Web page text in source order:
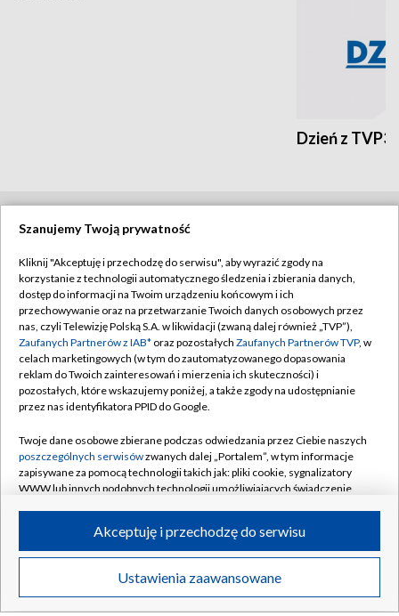
Dzień z TVP3
BIAŁYSTOK
GORZÓW WLKP. / KATOWICE / KIELCE /
KRAKÓW / LUBLIN / ŁÓDŹ / OLSZTYN
OPOLE / POZNAŃ / RZESZÓW /
SZCZECIN / WARSZAWA / WROCŁAW
Dołącz do nas:
TVP
Abonament TVP
Emisja w TVP
Naziemna Telewizja Cyfrowa
Regulamin TVP
Polityka prywatności
Moje zgody
Pomoc
Szanujemy Twoją prywatność
Kliknij "Akceptuję i przechodzę do serwisu", aby wyrazić zgody na
korzystanie z technologii automatycznego śledzenia i zbierania danych,
dostęp do informacji na Twoim urządzeniu końcowym i ich
przechowywanie oraz na przetwarzanie Twoich danych osobowych przez
nas, czyli Telewizję Polską S.A. w likwidacji (zwaną dalej również „TVP”),
Zaufanych Partnerów z IAB* oraz pozostałych Zaufanych Partnerów TVP, w
celach marketingowych (w tym do zautomatyzowanego dopasowania
reklam do Twoich zainteresowań i mierzenia ich skuteczności) i
pozostałych, które wskazujemy poniżej, a także zgody na udostępnianie
przez nas identyfikatora PPID do Google.
Twoje dane osobowe zbierane podczas odwiedzania przez Ciebie naszych
poszczególnych serwisówzwanych dalej „Portalem”, w tym informacje
zapisywane za pomocą technologii takich jak: pliki cookie, sygnalizatory
WWW lub innych podobnych technologii umożliwiających świadczenie
ruchu w Internecie.
Twoje dane osobowe zbierane podczas odwiedzania przez Ciebie
poszczególnych serwisówna Portalu, takie jak adresy IP, identyfikatory
Ustawienia zaawansowane
Akceptuję i przechodzę do serwisu